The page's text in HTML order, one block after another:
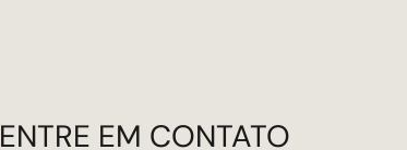
ENTRE EM CONTATO